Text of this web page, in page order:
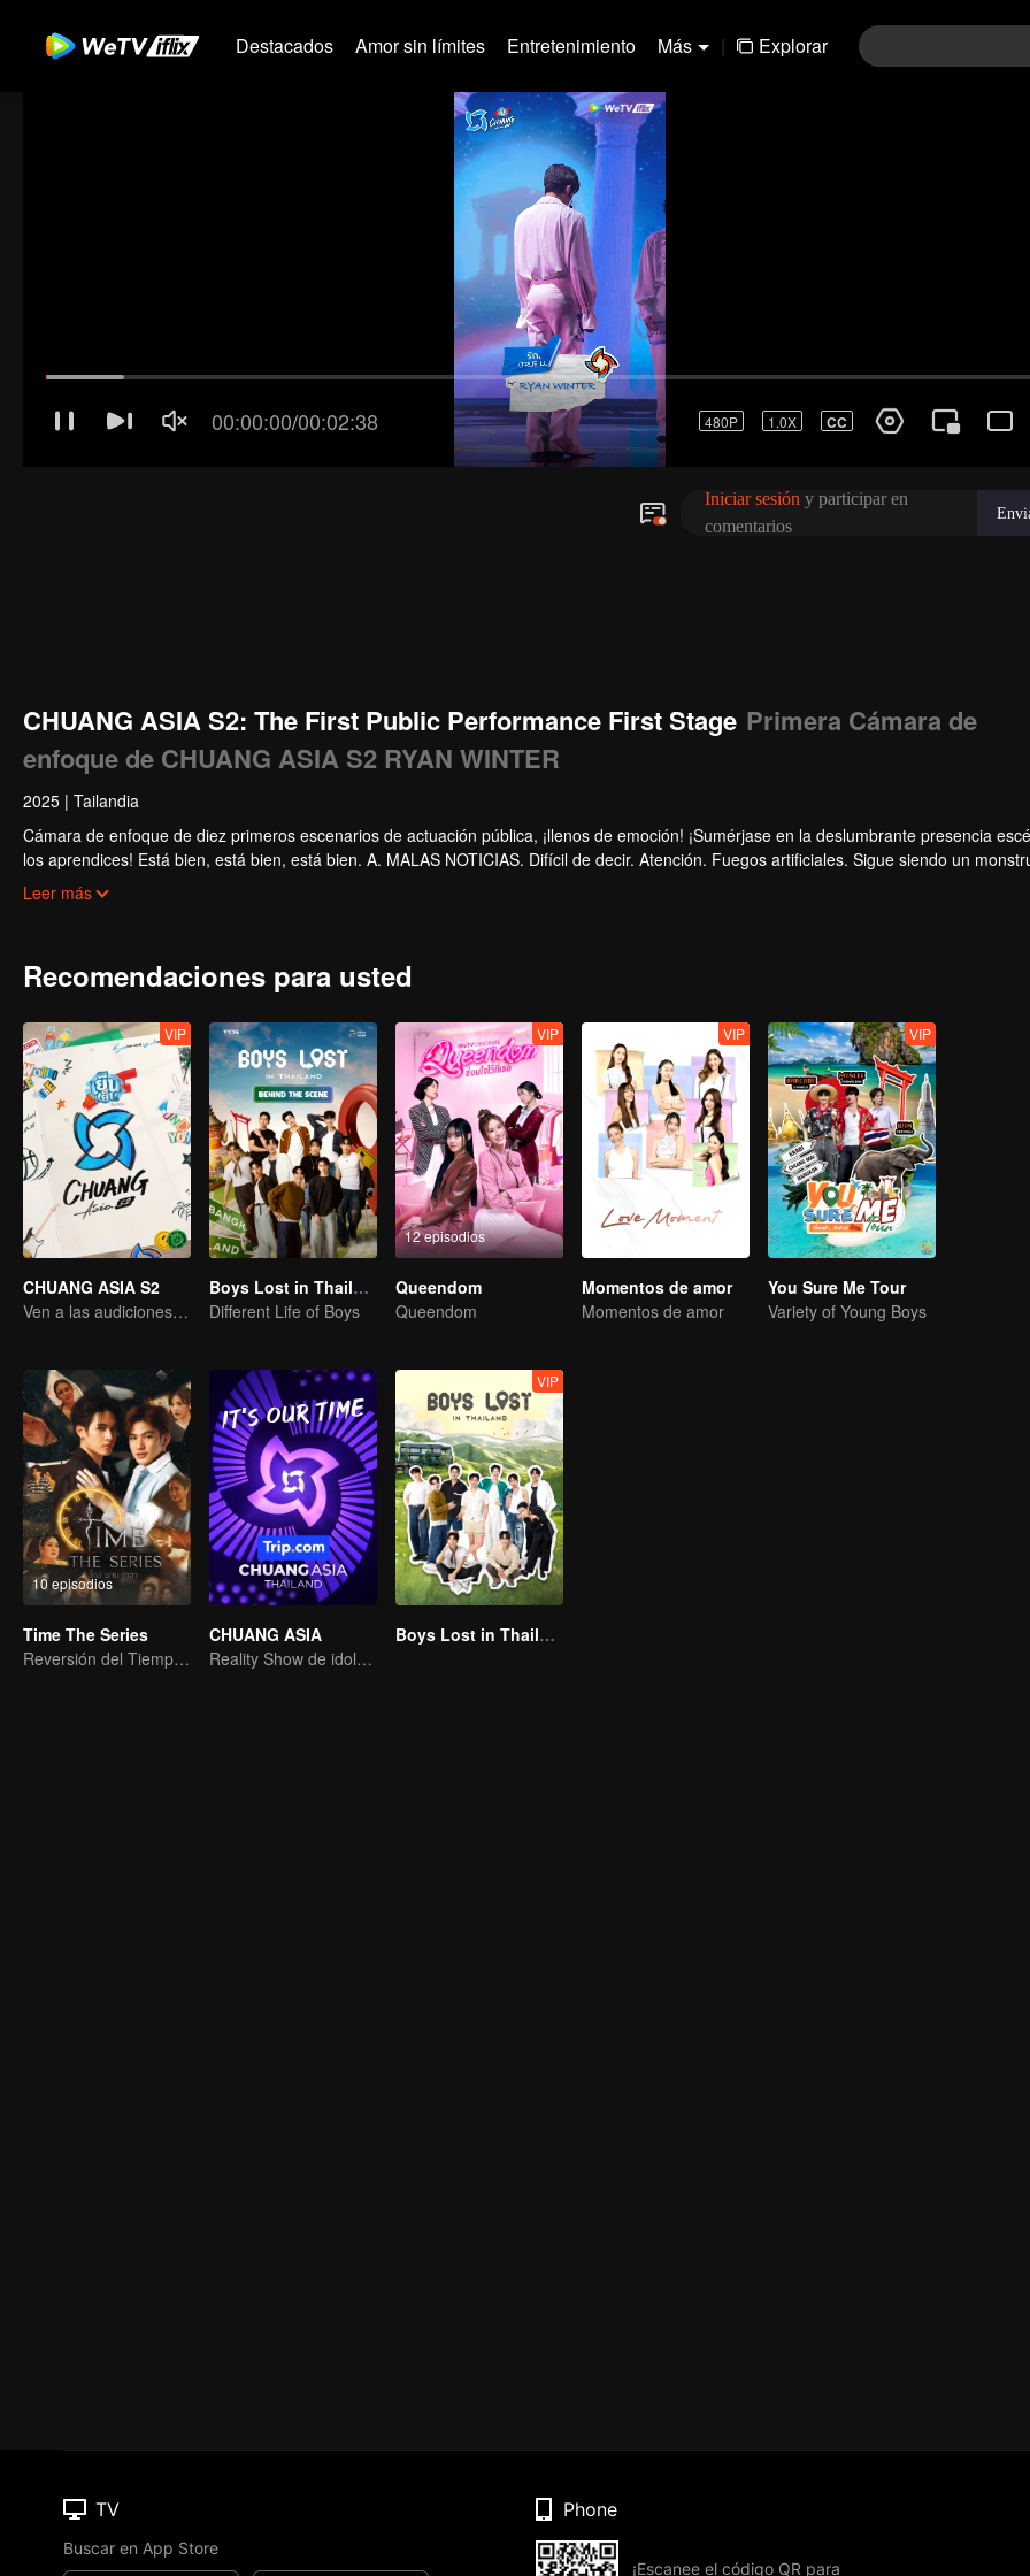
Destacados Amor sin límites Entretenimiento Más | Explorar
CHUANG ASIA S2: The First Public Performance First Stage Primera Cámara de
enfoque de CHUANG ASIA S2 RYAN WINTER
2025 | Tailandia
Cámara de enfoque de diez primeros escenarios de actuación pública, ¡llenos de emoción! ¡Sumérjase en la deslumbrante presencia
los aprendices! Está bien, está bien, está bien. A. MALAS NOTICIAS. Difícil de decir. Atención. Fuegos artificiales. Sigue siendo un
Súper. Amor verdadero. Bajo el camino de la luna.
Leer más
Recomendaciones para usted
VIP
CHUANG ASIA S2
Ven a las audiciones asiáticas y elige a tu ídolo
Boys Lost in Thailand·Behind the Scene
Different Life of Boys
12 episodios
VIP
Queendom
Queendom
VIP
Momentos de amor
Momentos de amor
VIP
You Sure Me Tour
Variety of Young Boys
10 episodios
Time The Series
Reversión del Tiempo: Salvando a Mi Amor
CHUANG ASIA
Reality Show de idols femeninas
VIP
Boys Lost in Thailand
TV
Buscar en App Store
Phone
¡Escanee el código QR para